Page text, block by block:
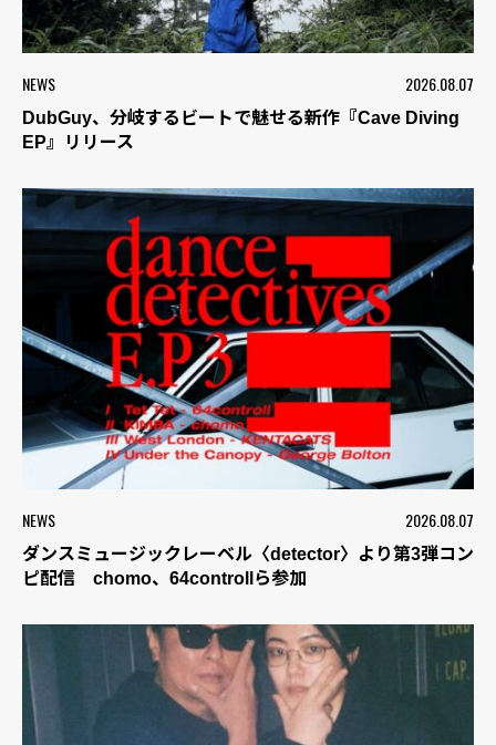
NEWS 2026.08.07
DubGuy、分岐するビートで魅せる新作『Cave Diving
EP』リリース
NEWS 2026.08.07
ダンスミュージックレーベル〈detector〉より第3弾コン
ピ配信 chomo、64controllら参加